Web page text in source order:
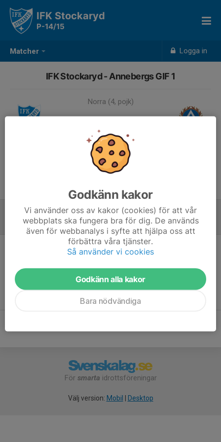
Matcher Logga in
IFK Stockaryd
P-14/15
IFK Stockaryd - Annebergs GIF 1
Norra (4, pojk)
-
7 jun, 11:00, Enevi 1, Rörvik
Referat
Inget referat skrivet
För smarta idrottsföreningar
Välj version: Mobil Desktop
Godkänn kakor
Vi använder oss av kakor (cookies) för att vår
webbplats ska fungera bra för dig. De används
även för webbanalys i syfte att hjälpa oss att
förbättra våra tjänster.
Så använder vi cookies
Godkänn alla kakor
Bara nödvändiga